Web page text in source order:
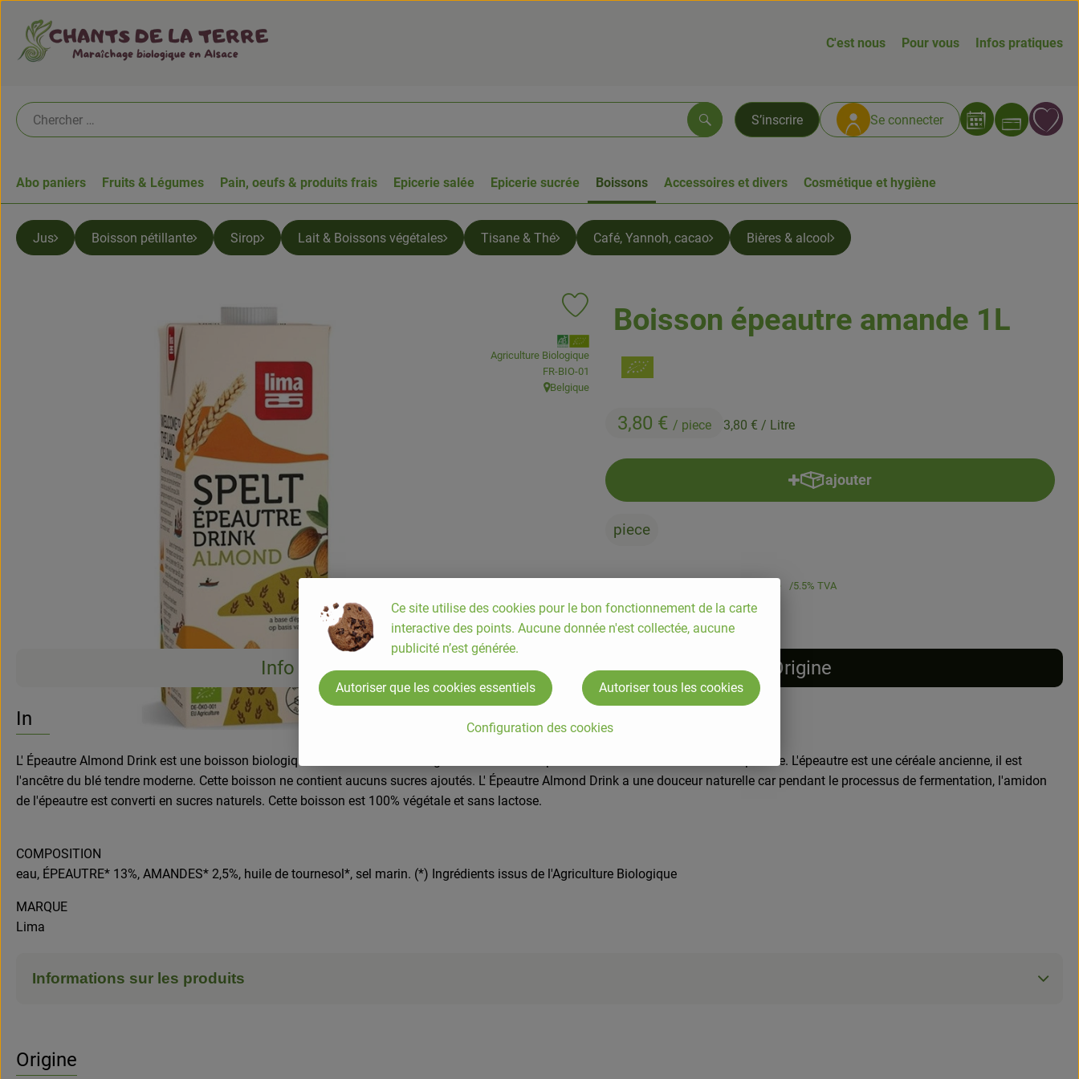
C'est nous Pour vous Infos pratiques
S’inscrire Se connecter
Rechercher
Abo paniers Fruits & Légumes Pain, oeufs & produits frais Epicerie salée Epicerie sucrée Boissons Accessoires et divers Cosmétique et hygiène
Jus Boisson pétillante Sirop Lait & Boissons végétales Tisane & Thé Café, Yannoh, cacao Bières & alcool
Boisson épeautre amande 1L
3,80 € / piece 3,80 € / Litre
Ajouter le produit aux favoris
, Association:
Agriculture Biologique
, Autorité de contrôle:
FR-BIO-01
, Origine:
Belgique
ajouter
Ajouter le produit au panier
piece
/ Litre 5.5% TVA
Info Origine
Info
L' Épeautre Almond Drink est une boisson biologique. Le résultat du mélange d'amandes et d'épeautre est une saveur douce très spéciale. L'épeautre est une céréale ancienne, il est
l'ancêtre du blé tendre moderne. Cette boisson ne contient aucuns sucres ajoutés. L' Épeautre Almond Drink a une douceur naturelle car pendant le processus de fermentation, l'amidon
de l'épeautre est converti en sucres naturels. Cette boisson est 100% végétale et sans lactose.
COMPOSITION
eau, ÉPEAUTRE* 13%, AMANDES* 2,5%, huile de tournesol*, sel marin. (*) Ingrédients issus de l'Agriculture Biologique
MARQUE
Lima
Informations sur les produits
Origine
Ce site utilise des cookies pour le bon fonctionnement de la carte
interactive des points. Aucune donnée n'est collectée, aucune
publicité n’est générée.
Configuration des cookies
Autoriser que les cookies essentiels Autoriser tous les cookies